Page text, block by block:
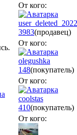
От кого:
3983(продавец)
От кого:
olegushka
148(покупатель)
От кого:
coolstas
410(покупатель)
От кого: